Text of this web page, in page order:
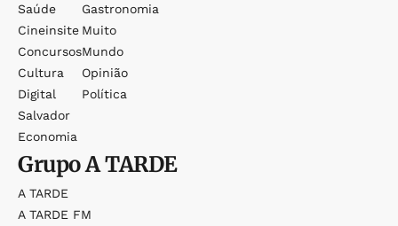
Saúde
Cineinsite
Concursos
Cultura
Digital
Salvador
Economia
Gastronomia
Muito
Mundo
Opinião
Política
GrupoA TARDE
A TARDE
A TARDE FM